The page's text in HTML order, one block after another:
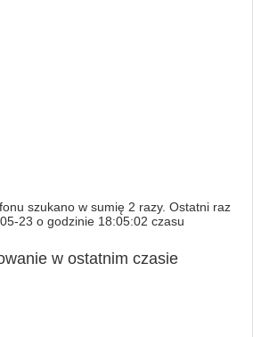
szukano w sumię 2 razy. Ostatni raz
23 o godzinie 18:05:02 czasu
w ostatnim czasie